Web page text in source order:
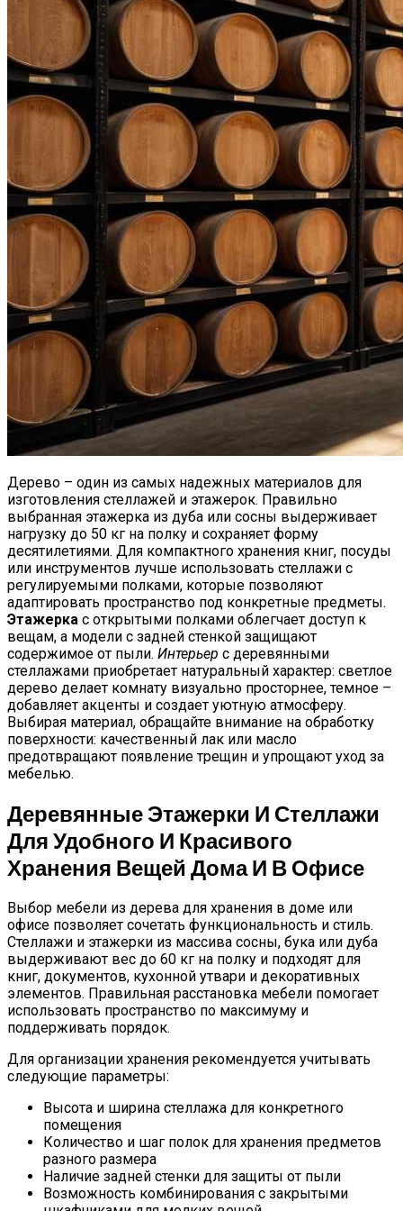
Деревянные Беседки С Лавками И
Столами Для Вашего Сада
Полезно Ли Спать Днем?
Простая И Вкусная Рыбная Запеканка:
Рецепт Для Всей Семьи
Домашние Рогалики «Баунти»:
Бюджетный Десерт К Чаю
Дерево – один из самых надежных материалов для
изготовления стеллажей и этажерок. Правильно
выбранная этажерка из дуба или сосны выдерживает
нагрузку до 50 кг на полку и сохраняет форму
десятилетиями. Для компактного хранения книг, посуды
или инструментов лучше использовать стеллажи с
регулируемыми полками, которые позволяют
адаптировать пространство под конкретные предметы.
Этажерка с открытыми полками облегчает доступ к
вещам, а модели с задней стенкой защищают
содержимое от пыли. Интерьер с деревянными
стеллажами приобретает натуральный характер: светлое
дерево делает комнату визуально просторнее, темное –
добавляет акценты и создает уютную атмосферу.
Выбирая материал, обращайте внимание на обработку
поверхности: качественный лак или масло
предотвращают появление трещин и упрощают уход за
мебелью.
Деревянные Этажерки И Стеллажи
Для Удобного И Красивого
Хранения Вещей Дома И В Офисе
Выбор мебели из дерева для хранения в доме или
офисе позволяет сочетать функциональность и стиль.
Стеллажи и этажерки из массива сосны, бука или дуба
выдерживают вес до 60 кг на полку и подходят для
книг, документов, кухонной утвари и декоративных
элементов. Правильная расстановка мебели помогает
использовать пространство по максимуму и
поддерживать порядок.
Для организации хранения рекомендуется учитывать
следующие параметры:
Высота и ширина стеллажа для конкретного
помещения
Количество и шаг полок для хранения предметов
разного размера
Наличие задней стенки для защиты от пыли
Возможность комбинирования с закрытыми